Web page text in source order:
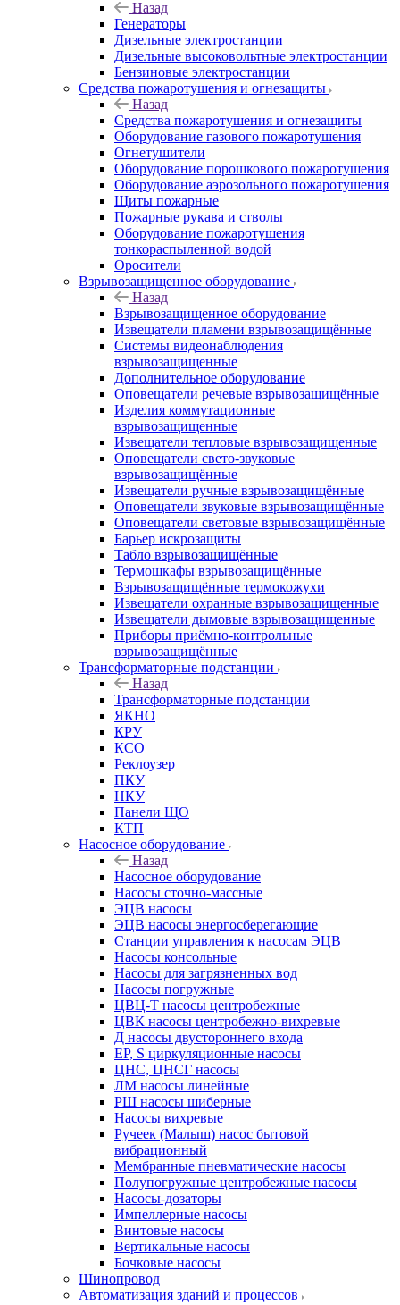
Назад
Генераторы
Дизельные электростанции
Дизельные высоковольтные электростанции
Бензиновые электростанции
Средства пожаротушения и огнезащиты
Назад
Средства пожаротушения и огнезащиты
Оборудование газового пожаротушения
Огнетушители
Оборудование порошкового пожаротушения
Оборудование аэрозольного пожаротушения
Щиты пожарные
Пожарные рукава и стволы
Оборудование пожаротушения
тонкораспыленной водой
Оросители
Взрывозащищенное оборудование
Назад
Взрывозащищенное оборудование
Извещатели пламени взрывозащищённые
Системы видеонаблюдения
взрывозащищенные
Дополнительное оборудование
Оповещатели речевые взрывозащищённые
Изделия коммутационные
взрывозащищенные
Извещатели тепловые взрывозащищенные
Оповещатели свето-звуковые
взрывозащищённые
Извещатели ручные взрывозащищённые
Оповещатели звуковые взрывозащищённые
Оповещатели световые взрывозащищённые
Барьер искрозащиты
Табло взрывозащищённые
Термошкафы взрывозащищённые
Взрывозащищённые термокожухи
Извещатели охранные взрывозащищенные
Извещатели дымовые взрывозащищенные
Приборы приёмно-контрольные
взрывозащищённые
Трансформаторные подстанции
Назад
Трансформаторные подстанции
ЯКНО
КРУ
КСО
Реклоузер
ПКУ
НКУ
Панели ЩО
КТП
Насосное оборудование
Назад
Насосное оборудование
Насосы сточно-массные
ЭЦВ насосы
ЭЦВ насосы энергосберегающие
Станции управления к насосам ЭЦВ
Насосы консольные
Насосы для загрязненных вод
Насосы погружные
ЦВЦ-Т насосы центробежные
ЦВК насосы центробежно-вихревые
Д насосы двустороннего входа
EP, S циркуляционные насосы
ЦНС, ЦНСГ насосы
ЛМ насосы линейные
РШ насосы шиберные
Насосы вихревые
Ручеек (Малыш) насос бытовой
вибрационный
Мембранные пневматические насосы
Полупогружные центробежные насосы
Насосы-дозаторы
Импеллерные насосы
Винтовые насосы
Вертикальные насосы
Бочковые насосы
Шинопровод
Автоматизация зданий и процессов